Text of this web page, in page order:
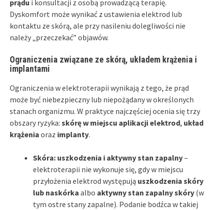
prądu i konsultacji z osobą prowadzącą terapię.
Dyskomfort może wynikać z ustawienia elektrod lub
kontaktu ze skórą, ale przy nasileniu dolegliwości nie
należy „przeczekać” objawów.
Ograniczenia związane ze skórą, układem krążenia i
implantami
Ograniczenia w elektroterapii wynikają z tego, że prąd
może być niebezpieczny lub niepożądany w określonych
stanach organizmu. W praktyce najczęściej ocenia się trzy
obszary ryzyka: skórę w miejscu aplikacji elektrod, układ
krążenia oraz implanty.
Skóra: uszkodzenia i aktywny stan zapalny–
elektroterapii nie wykonuje się, gdy w miejscu
przyłożenia elektrod występują uszkodzenia skóry
lub naskórka albo aktywny stan zapalny skóry (w
tym ostre stany zapalne). Podanie bodźca w takiej